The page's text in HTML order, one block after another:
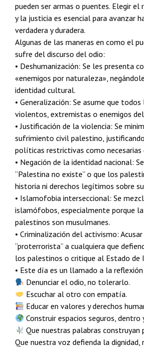
pueden ser armas o puentes. Elegir
y la justicia es esencial para avanzar
verdadera y duradera.
Algunas de las maneras en como el
sufre del discurso del odio:
• Deshumanización: Se les presenta
«enemigos por naturaleza»,
identidad cultural.
• Generalización: Se asume que
violentos, extremistas o enemigos
• Justificación de la violencia: Se
sufrimiento civil palestino,
políticas restrictivas como necesarias
• Negación de la identidad nacional:
“Palestina no existe” o que los
historia ni derechos legítimos sobre
• Islamofobia interseccional: Se
islamófobos, especialmente porque
palestinos son musulmanes.
• Criminalización del activismo:
“proterrorista” a cualquiera que
los palestinos o critique al Estado de
• Este día es un llamado a la
Denunciar el odio, no tolerarlo.
Escuchar al otro con empatía.
Educar en valores y derechos
Construir espacios seguros,
Que nuestras palabras construyan
Que nuestra voz defienda la dignidad,